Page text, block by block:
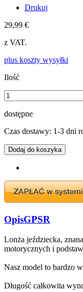
Drukuj
29,99 €
z VAT.
plus koszty wysyłki
Ilość
dostępne
Czas dostawy: 1-3 dni
Dodaj do koszyka
OpisGPSR
Lonża jeździecka,
motorycznych i
Nasz model to bardzo
Długość całkowita